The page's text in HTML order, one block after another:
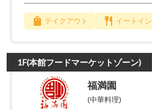
テイクアウト イートイン
1F(本館フードマーケットゾーン)
福満園
(中華料理)